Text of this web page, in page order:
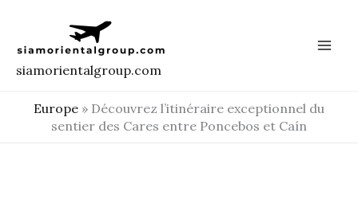
contenu
siamorientalgroup.com
Europe » Découvrez l’itinéraire exceptionnel du
sentier des Cares entre Poncebos et Caín